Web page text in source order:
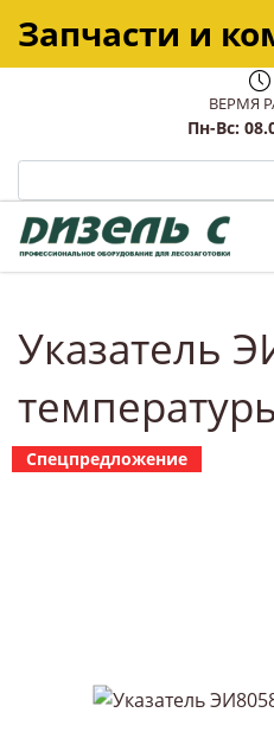
Запчасти и
ВЕРМЯ
Пн-Вс:
Указатель
Спецпредложение